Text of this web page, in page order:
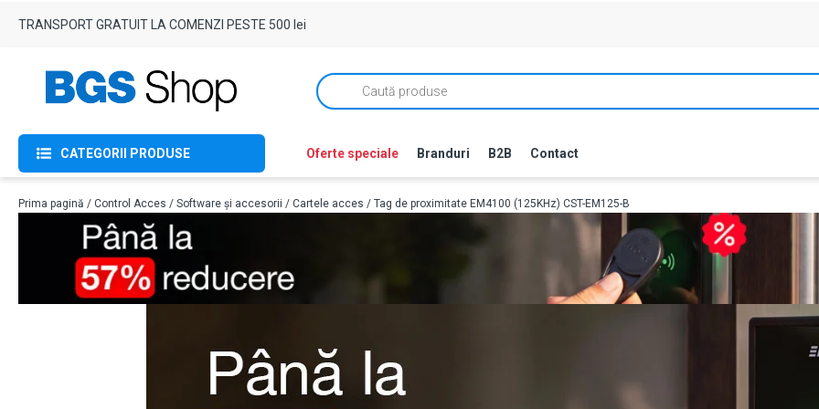
TRANSPORT GRATUIT LA COMENZI PESTE 500 lei
Products
search
CATEGORII PRODUSE Oferte speciale Branduri B2B Contact
Prima pagină / Control Acces / Software și accesorii / Cartele acces / Tag de proximitate EM4100 (125KHz) CST-EM125-B